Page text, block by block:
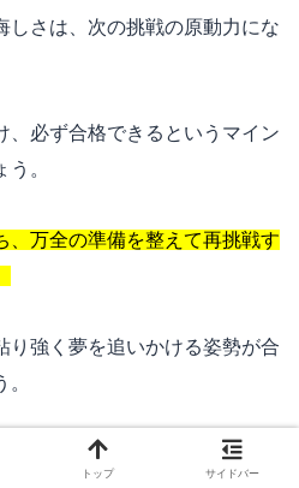
しさは、次の挑戦の原動力にな
、必ず合格できるというマイン
。
、万全の準備を整えて再挑戦す
り強く夢を追いかける姿勢が合
トップ サイドバー